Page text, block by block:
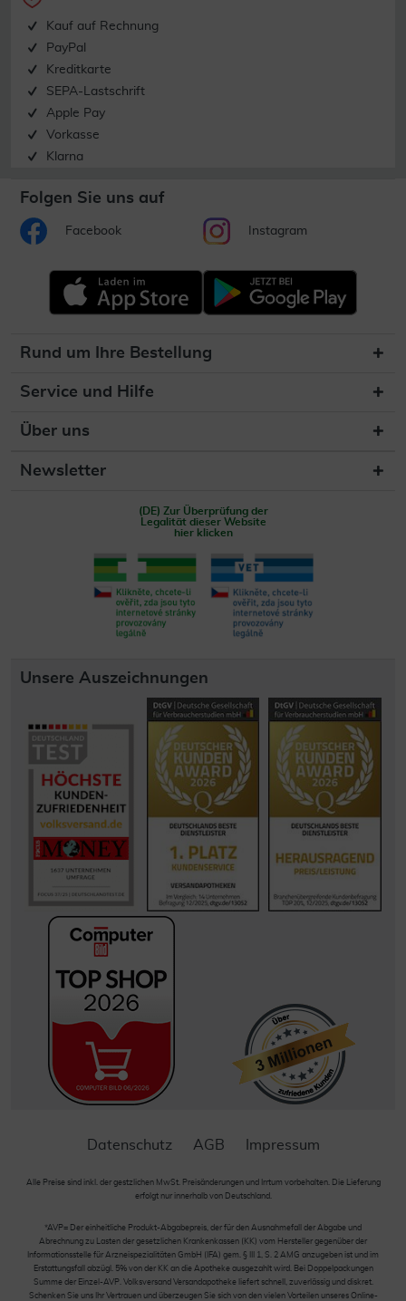
Kauf auf Rechnung
PayPal
Kreditkarte
SEPA-Lastschrift
Apple Pay
Vorkasse
Klarna
Folgen Sie uns auf
Facebook Instagram
Rund um Ihre Bestellung
Service und Hilfe
Über uns
Newsletter
(DE) Zur Überprüfung der
Legalität dieser Website
hier klicken
Unsere Auszeichnungen
Datenschutz AGB Impressum
Alle Preise sind inkl. der gestzlichen MwSt. Preisänderungen und Irrtum vorbehalten. Die Lieferung
erfolgt nur innerhalb von Deutschland.
*AVP= Der einheitliche Produkt-Abgabepreis, der für den Ausnahmefall der Abgabe und
Abrechnung zu Lasten der gesetzlichen Krankenkassen (KK) vom Hersteller gegenüber der
Informationsstelle für Arzneispezialitäten GmbH (IFA) gem. § III 1, S. 2 AMG anzugeben ist und im
Erstattungsfall abzügl. 5% von der KK an die Apotheke ausgezahlt wird. Bei Doppelpackungen
Summe der Einzel-AVP. Volksversand Versandapotheke liefert schnell, zuverlässig und diskret.
Schenken Sie uns Ihr Vertrauen und überzeugen Sie sich von den vielen Vorteilen unseres Online-